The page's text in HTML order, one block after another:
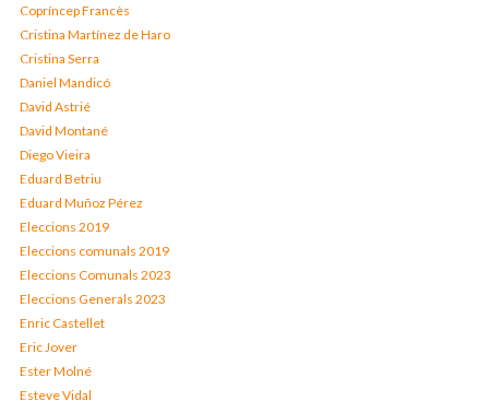
Copríncep Francès
Cristina Martínez de Haro
Cristina Serra
Daniel Mandicó
David Astrié
David Montané
Diego Vieira
Eduard Betriu
Eduard Muñoz Pérez
Eleccions 2019
Eleccions comunals 2019
Eleccions Comunals 2023
Eleccions Generals 2023
Enric Castellet
Eric Jover
Ester Molné
Esteve Vidal